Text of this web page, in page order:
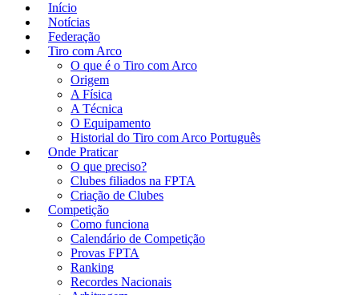
Início
Notícias
Federação
Tiro com Arco
O que é o Tiro com Arco
Origem
A Física
A Técnica
O Equipamento
Historial do Tiro com Arco Português
Onde Praticar
O que preciso?
Clubes filiados na FPTA
Criação de Clubes
Competição
Como funciona
Calendário de Competição
Provas FPTA
Ranking
Recordes Nacionais